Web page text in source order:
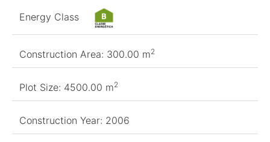
Energy Class
Construction Area: 300.00 m2
Plot Size: 4500.00 m2
Construction Year: 2006